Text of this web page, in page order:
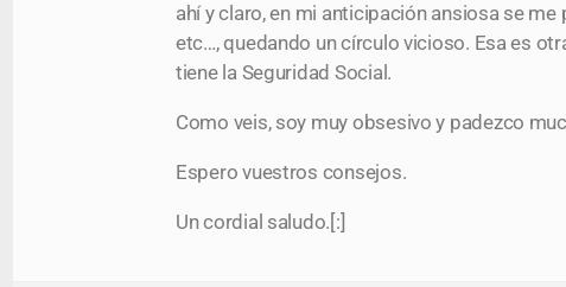
ahí y claro, en mi anticipación ansiosa se
etc…, quedando un círculo vicioso. Esa es
tiene la Seguridad Social.
Como veis, soy muy obsesivo y padezco
Espero vuestros consejos.
Un cordial saludo.[:]